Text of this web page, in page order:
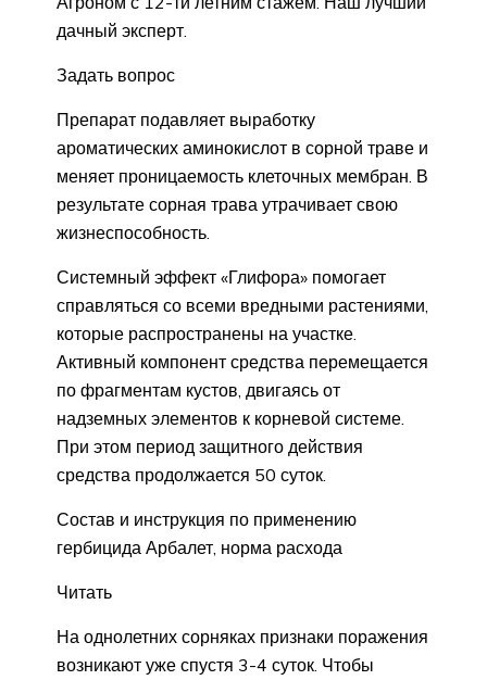
дачный эксперт.
Задать вопрос
Препарат подавляет выработку
ароматических аминокислот в сорной траве и
меняет проницаемость клеточных мембран. В
результате сорная трава утрачивает свою
жизнеспособность.
Системный эффект «Глифора» помогает
справляться со всеми вредными растениями,
которые распространены на участке.
Активный компонент средства перемещается
по фрагментам кустов, двигаясь от
надземных элементов к корневой системе.
При этом период защитного действия
средства продолжается 50 суток.
Состав и инструкция по применению
гербицида Арбалет, норма расхода
Читать
На однолетних сорняках признаки поражения
возникают уже спустя 3-4 суток. Чтобы